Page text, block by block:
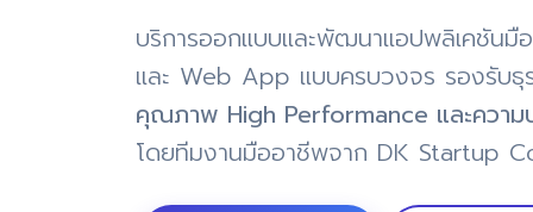
บริการออกแบบและพัฒนาแอปพลิเคชัน
และ Web App แบบครบวงจร รองรับธุ
คุณภาพ High Performance และควา
โดยทีมงานมืออาชีพจาก DK Startup